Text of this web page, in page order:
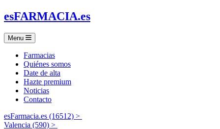
esFARMACIA.es
Menu
Farmacias
Quiénes somos
Date de alta
Hazte premium
Noticias
Contacto
esFarmacia.es (16512) >
Valencia (590) >